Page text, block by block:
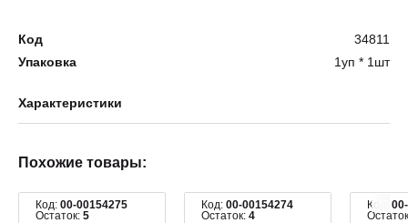
Код
34811
Упаковка
1уп * 1шт
Характеристики
Похожие товары:
Код: 00-00154275
Остаток: 5
Код: 00-00154274
Остаток: 4
Код: